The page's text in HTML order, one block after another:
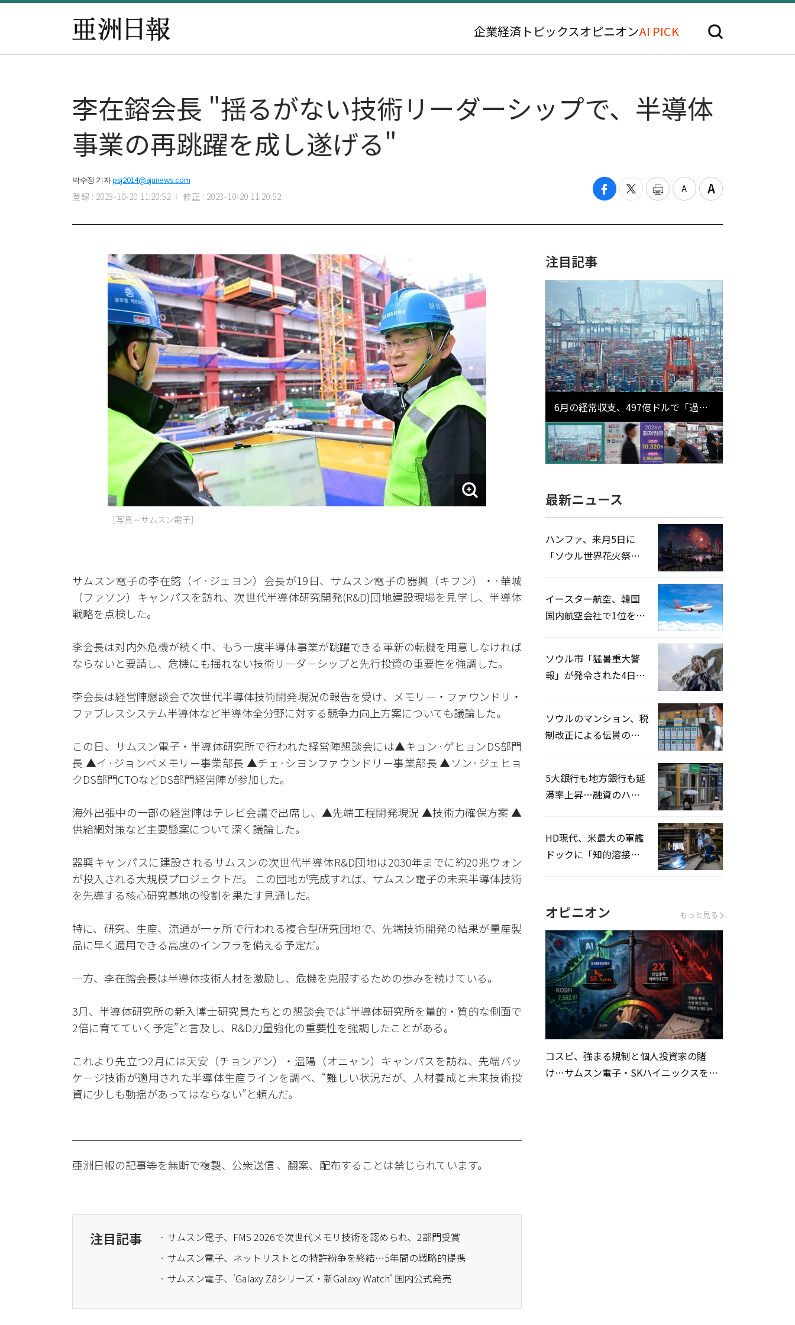
企業経済 トピックスオピニオンAI PICK
​李在鎔会長 "揺るがない技術リーダーシップで、半導体
事業の再跳躍を成し遂げる"
박수정 기자psj2014@ajunews.com
登録 : 2023-10-20 11:20:52 修正 : 2023-10-20 11:20:52
［写真＝サムスン電子］
サムスン電子の李在鎔（イ·ジェヨン）会長が19日、サムスン電子の器興（キフン）・·華城
（ファソン）キャンパスを訪れ、次世代半導体研究開発(R&D)団地建設現場を見学し、半導体
戦略を点検した。
李会長は対内外危機が続く中、もう一度半導体事業が跳躍できる革新の転機を用意しなければ
ならないと要請し、危機にも揺れない技術リーダーシップと先行投資の重要性を強調した。
李会長は経営陣懇談会で次世代半導体技術開発現況の報告を受け、メモリー・ファウンドリ・
ファブレスシステム半導体など半導体全分野に対する競争力向上方案についても議論した。
この日、サムスン電子・半導体研究所で行われた経営陣懇談会には▲キョン·ゲヒョンDS部門
長 ▲イ·ジョンベメモリー事業部長 ▲チェ·シヨンファウンドリー事業部長 ▲ソン·ジェヒョ
クDS部門CTOなどDS部門経営陣が参加した。
海外出張中の一部の経営陣はテレビ会議で出席し、▲先端工程開発現況 ▲技術力確保方案 ▲
供給網対策など主要懸案について深く議論した。
器興キャンパスに建設されるサムスンの次世代半導体R&D団地は2030年までに約20兆ウォン
が投入される大規模プロジェクトだ。 この団地が完成すれば、サムスン電子の未来半導体技術
を先導する核心研究基地の役割を果たす見通しだ。
特に、研究、生産、流通が一ヶ所で行われる複合型研究団地で、先端技術開発の結果が量産製
品に早く適用できる高度のインフラを備える予定だ。
一方、李在鎔会長は半導体技術人材を激励し、危機を克服するための歩みを続けている。
3月、半導体研究所の新入博士研究員たちとの懇談会では“半導体研究所を量的・質的な側面で
2倍に育てていく予定”と言及し、R&D力量強化の重要性を強調したことがある。
これより先立つ2月には天安（チョンアン）・温陽（オニャン）キャンパスを訪ね、先端パッ
ケージ技術が適用された半導体生産ラインを調べ、“難しい状況だが、人材養成と未来技術投
資に少しも動揺があってはならない”と頼んだ。
亜洲日報の記事等を無断で複製、公衆送信 、翻案、配布することは禁じられています。
注目記事
· サムスン電子、FMS 2026で次世代メモリ技術を認められ、2部門受賞
· サムスン電子、ネットリストとの特許紛争を終結…5年間の戦略的提携
· サムスン電子、'Galaxy Z8シリーズ・新Galaxy Watch' 国内公式発売
注目記事
6月の経常収支、497億ドルで「過去
最大」…輸出が初の1000億ドル突破
最新ニュース
ハンファ、来月5日に
「ソウル世界花火祭り
イースター航空、韓国
国内航空会社で1位を記
ソウル市「猛暑重大警
報」が発令された4日、
ソウルのマンション、税
制改正による伝貰の月
5大銀行も地方銀行も延
滞率上昇…融資のハー
HD現代、米最大の軍艦
ドックに「知的溶接」
オピニオン もっと見る
コスピ、強まる規制と個人投資家の賭
け…サムスン電子・SKハイニックスを巡